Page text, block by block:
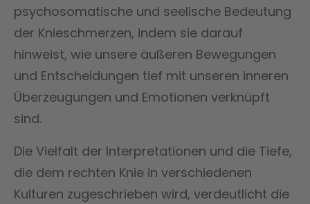
psychosomatische und seelische Bedeutung
der Knieschmerzen, indem sie darauf
hinweist, wie unsere äußeren Bewegungen
und Entscheidungen tief mit unseren inneren
Überzeugungen und Emotionen verknüpft
sind.
Die Vielfalt der Interpretationen und die Tiefe,
die dem rechten Knie in verschiedenen
Kulturen zugeschrieben wird, verdeutlicht die